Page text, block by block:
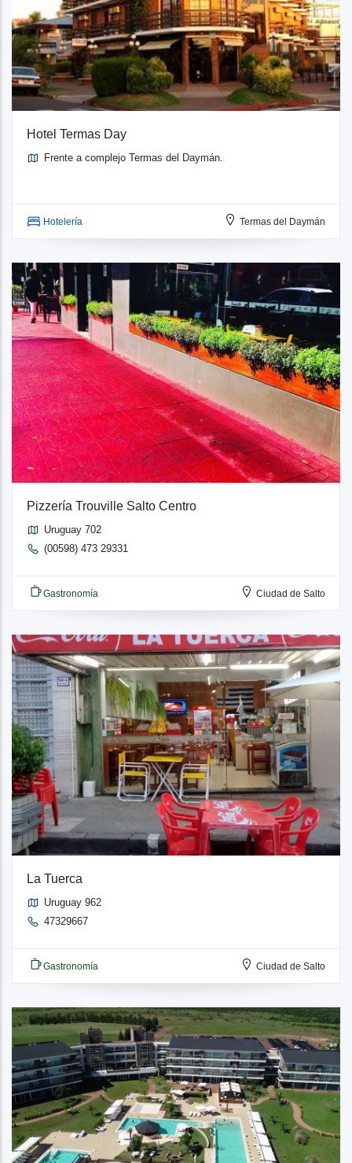
Hotel Termas Day
Frente a complejo Termas del Daymán.
Hotelería Termas del Daymán
Pizzería Trouville Salto Centro
Uruguay 702
(00598) 473 29331
Gastronomía Ciudad de Salto
La Tuerca
Uruguay 962
47329667
Gastronomía Ciudad de Salto